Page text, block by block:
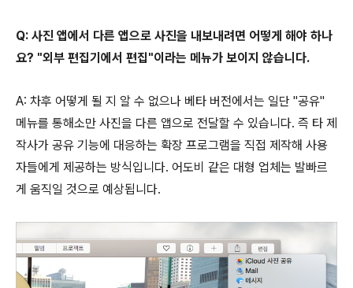
Q: 사진 앱에서 다른 앱으로 사진을 내보내려면 어떻게 해야 하나
요? "외부 편집기에서 편집"이라는 메뉴가 보이지 않습니다.
A: 차후 어떻게 될 지 알 수 없으나 베타 버전에서는 일단 "공유"
메뉴를 통해소만 사진을 다른 앱으로 전달할 수 있습니다. 즉 타 제
작사가 공유 기능에 대응하는 확장 프로그램을 직접 제작해 사용
자들에게 제공하는 방식입니다. 어도비 같은 대형 업체는 발빠르
게 움직일 것으로 예상됩니다.